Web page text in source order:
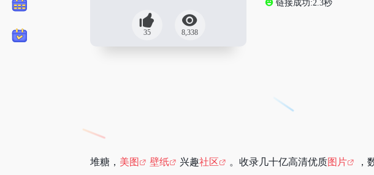
35 8,338
链接成功:2.3秒
堆糖， 美图 壁纸 兴趣社区 。收录几十亿高清优质图片 ，